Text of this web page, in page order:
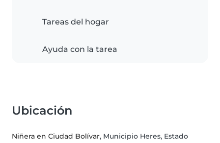
Tareas del hogar
Ayuda con la tarea
Ubicación
Niñera en Ciudad Bolívar, Municipio Heres, Estado